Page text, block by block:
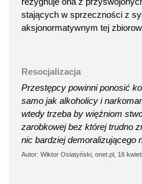
stających w sprzeczności z
aksjonormatywnym tej
Resocjalizacja
Przestępcy powinni ponosić
samo jak alkoholicy i
wtedy trzeba by więźniom
zarobkowej bez której trudno
nic bardziej demoralizującego
Autor: Wiktor Osiatyński, onet.pl, 16